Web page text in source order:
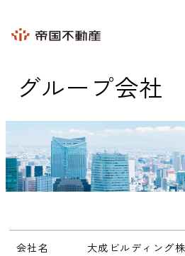
グループ会社
会社名 大成ビルディング